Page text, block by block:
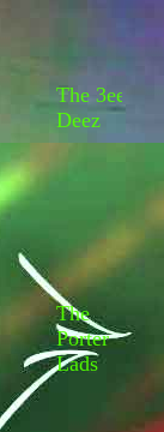
The 3ee
Deez
The
Porter
Lads